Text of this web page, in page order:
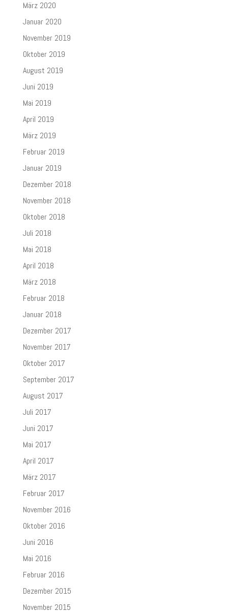
März 2020
Januar 2020
November 2019
Oktober 2019
August 2019
Juni 2019
Mai 2019
April 2019
März 2019
Februar 2019
Januar 2019
Dezember 2018
November 2018
Oktober 2018
Juli 2018
Mai 2018
April 2018
März 2018
Februar 2018
Januar 2018
Dezember 2017
November 2017
Oktober 2017
September 2017
August 2017
Juli 2017
Juni 2017
Mai 2017
April 2017
März 2017
Februar 2017
November 2016
Oktober 2016
Juni 2016
Mai 2016
Februar 2016
Dezember 2015
November 2015